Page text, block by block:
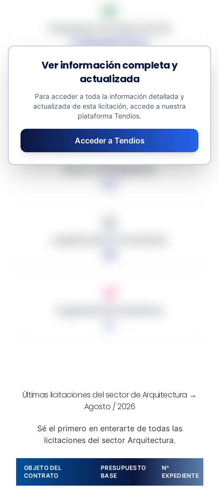
1,246,648.542 €
Descuento Promedio
0.00%
Ver información completa y
actualizada
Para acceder a toda la información detallada y
actualizada de esta licitación, accede a nuestra
plataforma Tendios.
Acceder a Tendios
Últimas licitaciones del sector de Arquitectura →
Agosto / 2026
Sé el primero en enterarte de todas las
licitaciones del sector Arquitectura.
OBJETO DEL
CONTRATO
PRESUPUESTO
BASE
Nº
EXPEDIENTE